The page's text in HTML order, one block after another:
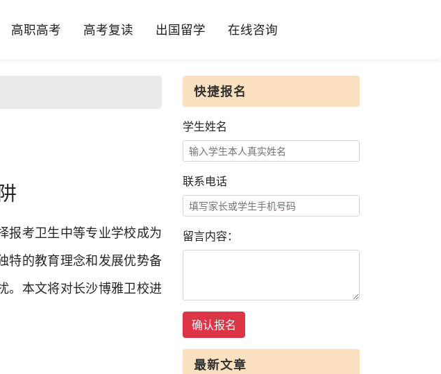
高职高考 高考复读 出国留学 在线咨询
报考卫生中等专业学校成为
特的教育理念和发展优势备
。本文将对长沙博雅卫校进
快捷报名
学生姓名
联系电话
留言内容：
确认报名
最新文章